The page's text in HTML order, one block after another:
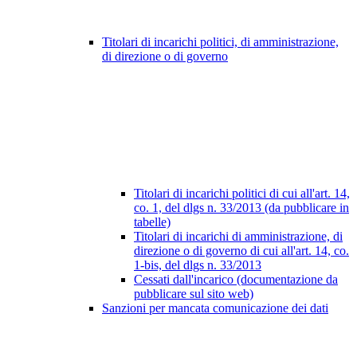
Titolari di incarichi politici, di amministrazione,
di direzione o di governo
Titolari di incarichi politici di cui all'art. 14,
co. 1, del dlgs n. 33/2013 (da pubblicare in
tabelle)
Titolari di incarichi di amministrazione, di
direzione o di governo di cui all'art. 14, co.
1-bis, del dlgs n. 33/2013
Cessati dall'incarico (documentazione da
pubblicare sul sito web)
Sanzioni per mancata comunicazione dei dati